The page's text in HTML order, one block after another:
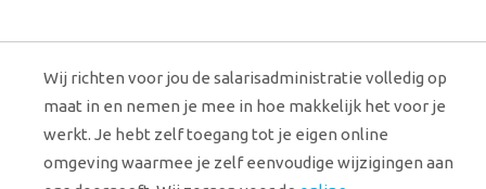
Wij richten voor jou de salarisadministratie volledig op
maat in en nemen je mee in hoe makkelijk het voor je
werkt. Je hebt zelf toegang tot je eigen online
omgeving waarmee je zelf eenvoudige wijzigingen aan